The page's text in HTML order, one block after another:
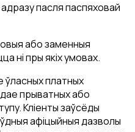
пасля паспяховай
або заменныя
ні пры якіх умовах.
ўласных платных
прыватных або
Кліенты заўсёды
афіцыйныя дазволы